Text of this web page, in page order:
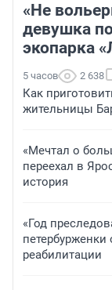
«Не
девушка
экопарка
5 часов 2 638
Как
жительницы
«Мечтал о
переехал в
история
«Год
реабилитации